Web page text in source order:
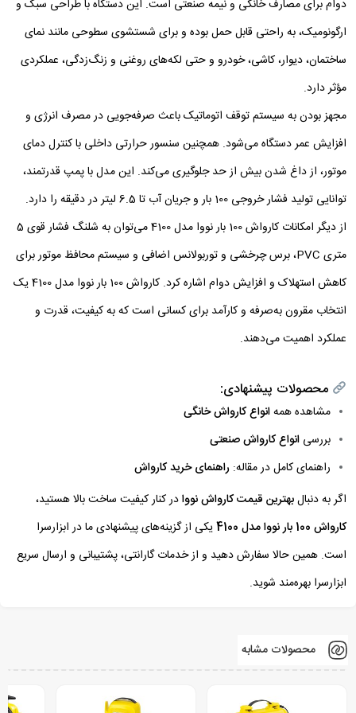
دوام برای مصارف خانگی و نیمه‌ صنعتی است. این دستگاه با طراحی سبک و
ارگونومیک، به راحتی قابل حمل بوده و برای شستشوی سطوحی مانند نمای
ساختمان، دیوار، کاشی، خودرو و حتی لکه‌های روغنی و زنگ‌زدگی، عملکردی
مؤثر دارد.
مجهز بودن به سیستم توقف اتوماتیک باعث صرفه‌جویی در مصرف انرژی و
افزایش عمر دستگاه می‌شود. همچنین سنسور حرارتی داخلی با کنترل دمای
موتور، از داغ شدن بیش از حد جلوگیری می‌کند. این مدل با پمپ قدرتمند،
توانایی تولید فشار خروجی 100 بار و جریان آب تا 6.5 لیتر در دقیقه را دارد.
از دیگر امکانات کارواش 100 بار نووا مدل 4100 می‌توان به شلنگ فشار قوی 5
متری PVC، برس چرخشی و توربولانس اضافی و سیستم محافظ موتور برای
کاهش استهلاک و افزایش دوام اشاره کرد. کارواش 100 بار نووا مدل 4100 یک
انتخاب مقرون ‌به‌صرفه و کارآمد برای کسانی است که به کیفیت، قدرت و
عملکرد اهمیت می‌دهند.
محصولات پیشنهادی:
مشاهده همهانواع کارواش خانگی
بررسی انواع کارواش صنعتی
راهنمای کامل در مقاله: راهنمای خرید کارواش
اگر به دنبالبهترین قیمت کارواش نووادر کنار کیفیت ساخت بالا هستید،
کارواش 100 بار نووا مدل 4100
یکی از گزینه‌های پیشنهادی ما در ابزارسرا
است. همین حالا سفارش دهید و از خدمات گارانتی، پشتیبانی و ارسال سریع
ابزارسرا بهره‌مند شوید.
محصولات مشابه